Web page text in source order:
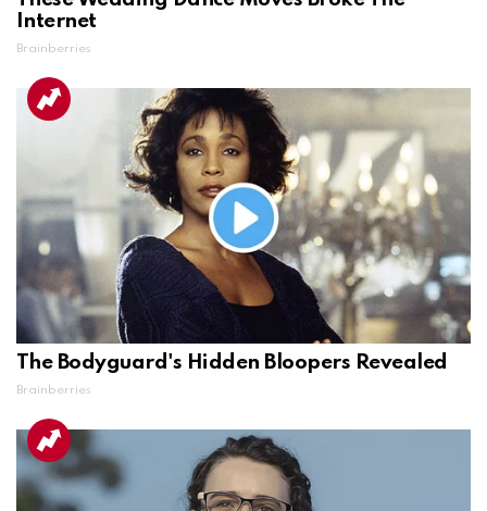
Internet
Brainberries
The Bodyguard's Hidden Bloopers Revealed
Brainberries